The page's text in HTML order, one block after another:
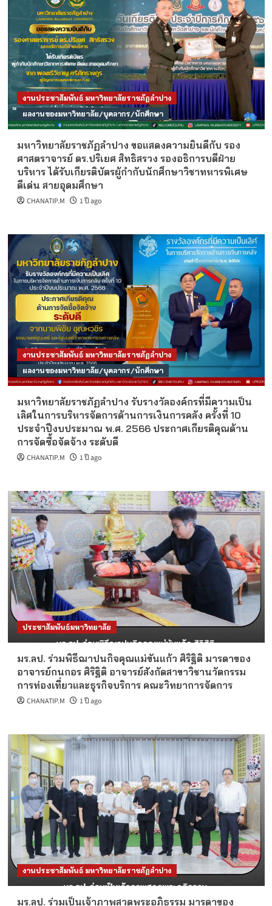
งานประชาสัมพันธ์ มหาวิทยาลัยราชภัฏลำปาง
ผลงานของมหาวิทยาลัย/บุคลากร/นักศึกษา
มหาวิทยาลัยราชภัฏลำปาง ขอแสดงความยินดีกับ รอง
ศาสตราจารย์ ดร.ปริเยศ สิทธิสรวง รองอธิการบดีฝ่าย
บริหาร ได้รับเกียรติบัตรผู้กำกับนักศึกษาวิชาทหารพิเศษ
ดีเด่น สายอุดมศึกษา
CHANATIP.M 1 ปี ago
งานประชาสัมพันธ์ มหาวิทยาลัยราชภัฏลำปาง
ผลงานของมหาวิทยาลัย/บุคลากร/นักศึกษา
มหาวิทยาลัยราชภัฏลำปาง รับรางวัลองค์กรที่มีความเป็น
เลิศในการบริหารจัดการด้านการเงินการคลัง ครั้งที่ 10
ประจำปีงบประมาณ พ.ศ. 2566 ประกาศเกียรติคุณด้าน
การจัดซื้อจัดจ้าง ระดับดี
CHANATIP.M 1 ปี ago
ประชาสัมพันธ์มหาวิทยาลัย
มร.ลป. ร่วมพิธีฌาปนกิจคุณแม่ขันแก้ว ศิริฐิติ มารดาของ
อาจารย์กนกอร ศิริฐิติ อาจารย์สังกัดสาขาวิชานวัตกรรม
การท่องเที่ยวและธุรกิจบริการ คณะวิทยาการจัดการ
CHANATIP.M 1 ปี ago
งานประชาสัมพันธ์ มหาวิทยาลัยราชภัฏลำปาง
มร.ลป. ร่วมเป็นเจ้าภาพสวดพระอภิธรรม มารดาของ